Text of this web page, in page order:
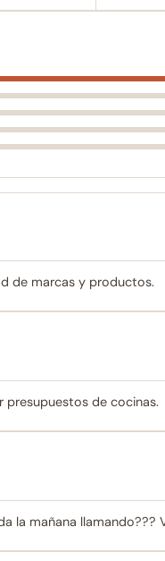
de marcas y productos.
presupuestos de cocinas.
la mañana llamando???